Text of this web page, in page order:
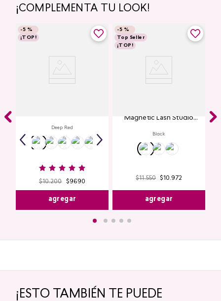
¡COMPLEMENTA TU LOOK!
-5 %
¡TOP!
Deep Red
$10.200 $9690
agregar
-5 %
Top Seller
¡TOP!
Magnetic Lash Studio
Black
$11.550 $ 10.972
agregar
¡ESTO TAMBIÉN TE PUEDE